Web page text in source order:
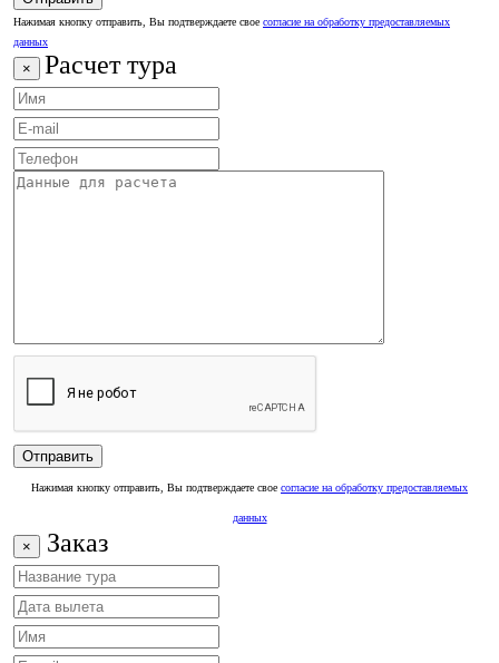
Нажимая кнопку отправить, Вы подтверждаете свое согласие на обработку предоставляемых
данных
× Расчет тура
Нажимая кнопку отправить, Вы подтверждаете свое согласие на обработку предоставляемых
данных
× Заказ